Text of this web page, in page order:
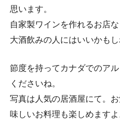
思います。
自家製ワインを作れるお店
大酒飲みの人にはいいかもし
節度を持ってカナダでのア
くださいね。
写真は人気の居酒屋にて。
味しいお料理も楽しめますよ